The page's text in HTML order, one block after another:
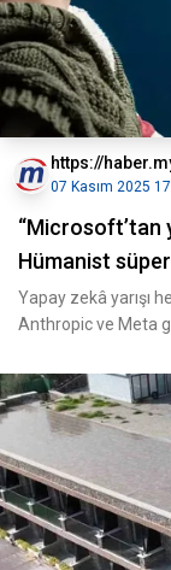
https://
07 Kasım 2025
“Microsoft’tan
Hümanist
Yapay zekâ yarışı
Anthropic ve Meta